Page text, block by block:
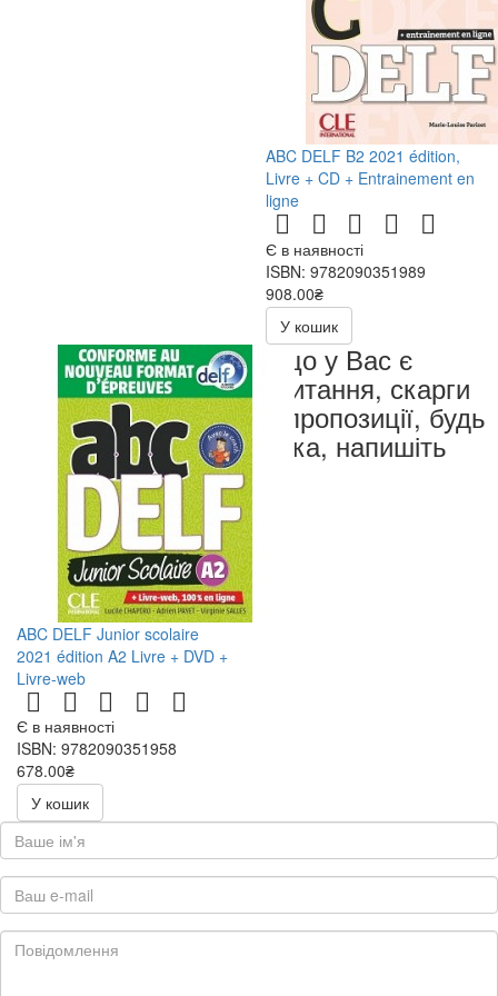
ABC DELF B2 2021 édition,
Livre + CD + Entrainement en
ligne
Є в наявності
ISBN: 9782090351989
908.00₴
У кошик
ABC DELF Junior scolaire
2021 édition A2 Livre + DVD +
Livre-web
Є в наявності
ISBN: 9782090351958
678.00₴
У кошик
Якщо у Вас є
запитання, скарги
чи пропозиції, будь
ласка, напишіть